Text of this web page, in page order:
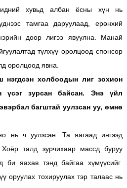
хувьд албан ёсны хүн нь
тамгаа даруулаад, ерөнхий
доор лигээ явуулна. Манай
түлхүү оролцоод спонсор
оролцоод явна.
нэгдсэн холбоодын лиг зохион
үсэг зурсан байсан. Энэ үйл
багштай уулзсан уу, өмнө
нь ч уулзсан. Та яагаад ингээд
талд зурчихаар массд буруу
би яахав тэнд байгаа хүмүүсийг
оруулах тохируулах тэр талаас нь